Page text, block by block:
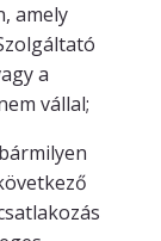
amely
a
vállal;